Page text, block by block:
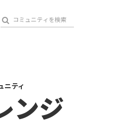
アート・写真
ニティ
ンジ